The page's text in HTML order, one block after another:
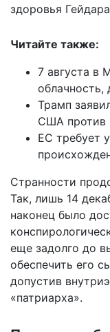
здоровья
Читайте также:
7 августа в
облачность,
Трамп
США против
ЕС требует
Странности
Так, лишь 14
наконец было
еще задолго до
обеспечить его
допустив
«патриарха».